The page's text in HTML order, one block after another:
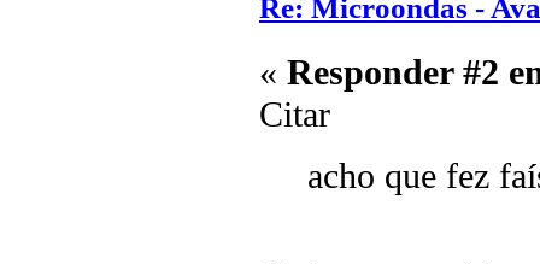
Re: Microondas -
« Responder #2
Citar
acho que fez